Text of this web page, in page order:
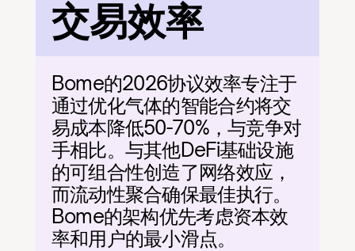
交易效率
Bome的2026协议效率专注于
通过优化气体的智能合约将交
易成本降低50-70%，与竞争对
手相比。与其他DeFi基础设施
的可组合性创造了网络效应，
而流动性聚合确保最佳执行。
Bome的架构优先考虑资本效
率和用户的最小滑点。